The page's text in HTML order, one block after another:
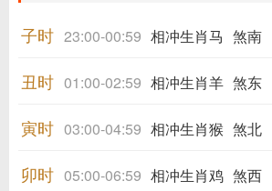
子时 23:00-00:59 相冲生肖马 煞南
丑时 01:00-02:59 相冲生肖羊 煞东
寅时 03:00-04:59 相冲生肖猴 煞北
卯时 05:00-06:59 相冲生肖鸡 煞西